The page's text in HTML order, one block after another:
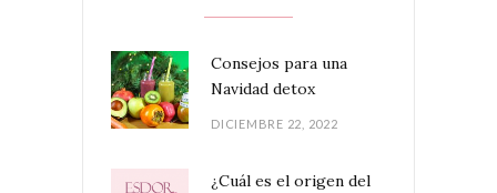
Consejos para una
Navidad detox
DICIEMBRE 22, 2022
¿Cuál es el origen del